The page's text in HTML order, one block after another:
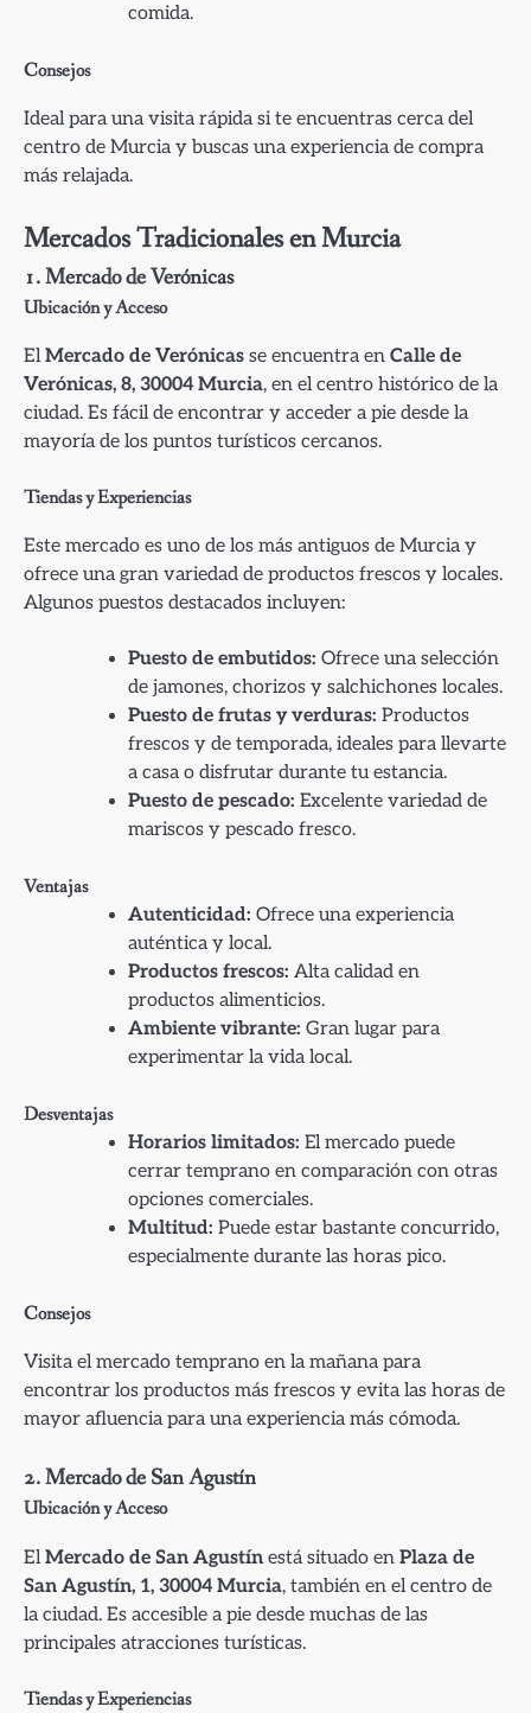
comida.
Consejos
Ideal para una visita rápida si te encuentras cerca del
centro de Murcia y buscas una experiencia de compra
más relajada.
Mercados Tradicionales en Murcia
1.Mercado de Verónicas
Ubicación y Acceso
ElMercado de Verónicas se encuentra en Calle de
Verónicas, 8, 30004 Murcia, en el centro histórico de la
ciudad. Es fácil de encontrar y acceder a pie desde la
mayoría de los puntos turísticos cercanos.
Tiendas y Experiencias
Este mercado es uno de los más antiguos de Murcia y
ofrece una gran variedad de productos frescos y locales.
Algunos puestos destacados incluyen:
Puesto de embutidos: Ofrece una selección
de jamones, chorizos y salchichones locales.
Puesto de frutas y verduras: Productos
frescos y de temporada, ideales para llevarte
a casa o disfrutar durante tu estancia.
Puesto de pescado: Excelente variedad de
mariscos y pescado fresco.
Ventajas
Autenticidad: Ofrece una experiencia
auténtica y local.
Productos frescos: Alta calidad en
productos alimenticios.
Ambiente vibrante: Gran lugar para
experimentar la vida local.
Desventajas
Horarios limitados: El mercado puede
cerrar temprano en comparación con otras
opciones comerciales.
Multitud: Puede estar bastante concurrido,
especialmente durante las horas pico.
Consejos
Visita el mercado temprano en la mañana para
encontrar los productos más frescos y evita las horas de
mayor afluencia para una experiencia más cómoda.
2.Mercado de San Agustín
Ubicación y Acceso
ElMercado de San Agustín está situado en Plaza de
San Agustín, 1, 30004 Murcia, también en el centro de
la ciudad. Es accesible a pie desde muchas de las
principales atracciones turísticas.
Tiendas y Experiencias